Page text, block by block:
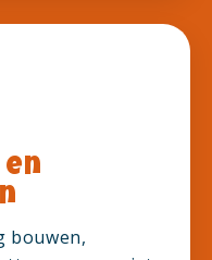
bouwen,